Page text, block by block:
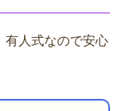
有人式なので安心